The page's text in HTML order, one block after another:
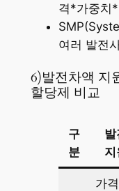
격*가중치
여러 발전
6)발전차액 지
할당제 비교
구
분
발
지
가